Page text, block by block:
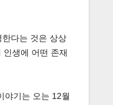
다는 것은 상상
생에 어떤 존재
야기는 오는 12월